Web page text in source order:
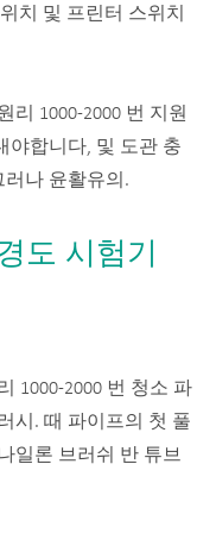
치 및 프린터 스위치
리 1000-2000 번 지원
야합니다, 및 도관 충
나 윤활유의.
도 시험기
1000-2000 번 청소 파
시. 때 파이프의 첫 풀
일론 브러쉬 반 튜브